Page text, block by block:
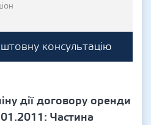
консультацію
дії договору оренди
Частина